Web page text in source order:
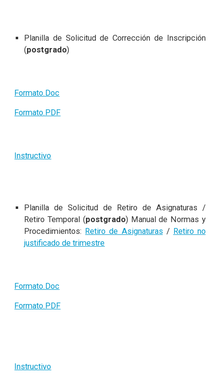
Planilla de Solicitud de Corrección de Inscripción
(postgrado)
Formato.Doc
Formato.PDF
Instructivo
Planilla de Solicitud de Retiro de Asignaturas /
Retiro Temporal (postgrado) Manual de Normas y
Procedimientos: Retiro de Asignaturas / Retiro no
justificado de trimestre
Formato.Doc
Formato.PDF
Instructivo